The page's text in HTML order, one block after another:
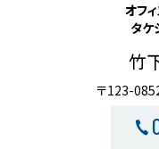
オフ
タケ
竹
〒123-